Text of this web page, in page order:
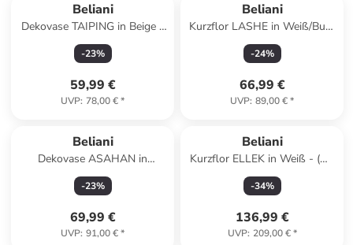
Beliani
Dekovase TAIPING in Beige -
(W) 22 x (H) 46 x (L) 22 cm
-23%
59,99 €
UVP: 78,00 €*
Beliani
Kurzflor LASHE in Weiß/Bunt
- (W) 140 x (L) 200 cm
-24%
66,99 €
UVP: 89,00 €*
Beliani
Dekovase ASAHAN in
Weiß/Grau - (W) 24 x (H) 22 x
(L) 24 cm
-23%
69,99 €
UVP: 91,00 €*
Beliani
Kurzflor ELLEK in Weiß - (W)
160 x (H) 0.7 x (L) 230 cm
-34%
136,99 €
UVP: 209,00 €*